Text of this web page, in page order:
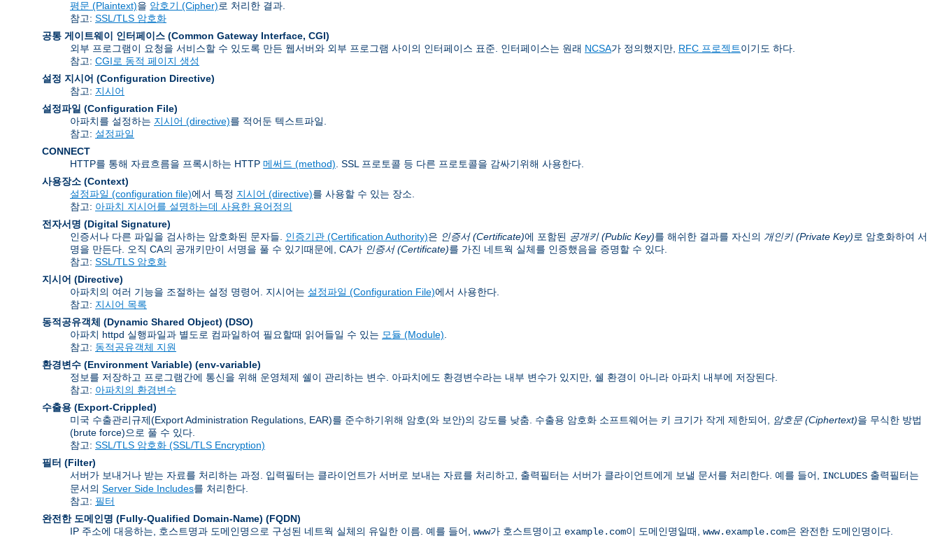
평문 (Plaintext)을 암호기 (Cipher)로 처리한 결과.
참고: SSL/TLS 암호화
공통 게이트웨이 인터페이스 (Common Gateway Interface, CGI)
외부 프로그램이 요청을 서비스할 수 있도록 만든 웹서버와 외부 프로그램 사이의 인터페이스 표준. 인터페이스는 원래 NCSA가 정의했지만, RFC 프로젝트이기도 하다.
참고: CGI로 동적 페이지 생성
설정 지시어 (Configuration Directive)
참고: 지시어
설정파일 (Configuration File)
아파치를 설정하는 지시어 (directive)를 적어둔 텍스트파일.
참고: 설정파일
CONNECT
HTTP를 통해 자료흐름을 프록시하는 HTTP 메써드 (method) . SSL 프로토콜 등 다른 프로토콜을 감싸기위해 사용한다.
사용장소 (Context)
설정파일 (configuration file)에서 특정 지시어 (directive)를 사용할 수 있는 장소.
참고: 아파치 지시어를 설명하는데 사용한 용어정의
전자서명 (Digital Signature)
인증서나 다른 파일을 검사하는 암호화된 문자들. 인증기관 (Certification Authority)은 인증서 (Certificate)에 포함된 공개키 (Public Key)를 해쉬한 결과를 자신의 개인키 (Private Key)로 암호화하여 서
명을 만든다. 오직 CA의 공개키만이 서명을 풀 수 있기때문에, CA가 인증서 (Certificate)를 가진 네트웍 실체를 인증했음을 증명할 수 있다.
참고: SSL/TLS 암호화
지시어 (Directive)
아파치의 여러 기능을 조절하는 설정 명령어. 지시어는 설정파일 (Configuration File)에서 사용한다.
참고: 지시어 목록
동적공유객체 (Dynamic Shared Object) (DSO)
아파치 httpd 실행파일과 별도로 컴파일하여 필요할때 읽어들일 수 있는 모듈 (Module)
참고: 동적공유객체 지원
환경변수 (Environment Variable) (env-variable)
정보를 저장하고 프로그램간에 통신을 위해 운영체제 쉘이 관리하는 변수. 아파치에도 환경변수라는 내부 변수가 있지만, 쉘 환경이 아니라 아파치 내부에 저장된다.
참고: 아파치의 환경변수
수출용 (Export-Crippled)
미국 수출관리규제(Export Administration Regulations, EAR)를 준수하기위해 암호(와 보안)의 강도를 낮춤. 수출용 암호화 소프트웨어는 키 크기가 작게 제한되어,
암호문 (Ciphertext)을 무식한 방법
(brute force)으로 풀 수 있다.
참고: SSL/TLS 암호화 (SSL/TLS Encryption)
필터 (Filter)
서버가 보내거나 받는 자료를 처리하는 과정. 입력필터는 클라이언트가 서버로 보내는 자료를 처리하고, 출력필터는 서버가 클라이언트에게 보낼 문서를 처리한다. 예를 들어, INCLUDES 출력필터는
문서의 Server Side Includes를 처리한다.
참고: 필터
완전한 도메인명 (Fully-Qualified Domain-Name) (FQDN)
IP 주소에 대응하는, 호스트명과 도메인명으로 구성된 네트웍 실체의 유일한 이름. 예를 들어, www가 호스트명이고 example.com이 도메인명일때, www.example.com은 완전한 도메인명이다.